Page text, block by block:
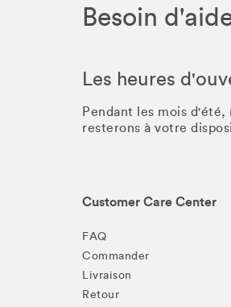
Besoin
Les heures
Pendant les mois d'été,
resterons à votre
Customer Care Center
FAQ
Commander
Livraison
Retour